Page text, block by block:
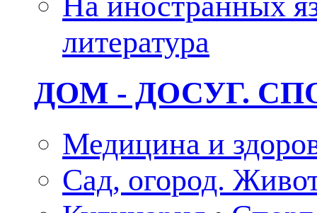
литература
ДОМ - ДОСУГ.
Медицина и
Сад, огород.